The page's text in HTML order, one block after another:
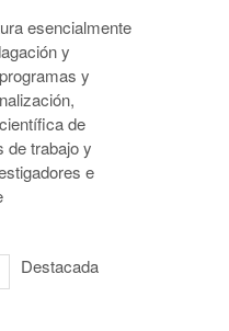
esencialmente
y
y
de
de trabajo y
e
Destacada